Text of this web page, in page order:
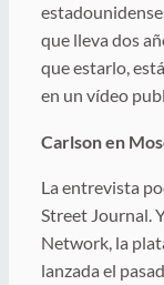
que lleva dos
que estarlo,
en un vídeo
Carlson en
La entrevista
Street Journal.
Network, la
lanzada el